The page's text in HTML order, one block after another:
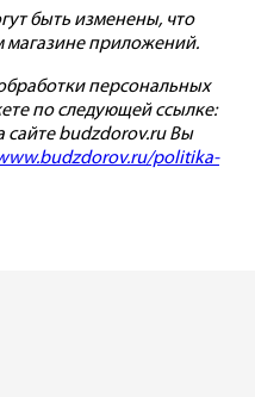
быть изменены, что
магазине приложений.
персональных
по следующей ссылке:
сайте budzdorov.ru Вы
politika-